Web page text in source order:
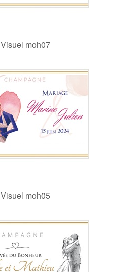
Visuel moh07
Visuel moh05